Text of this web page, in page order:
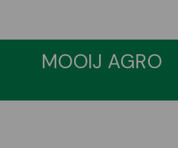
MOOIJ AGRO